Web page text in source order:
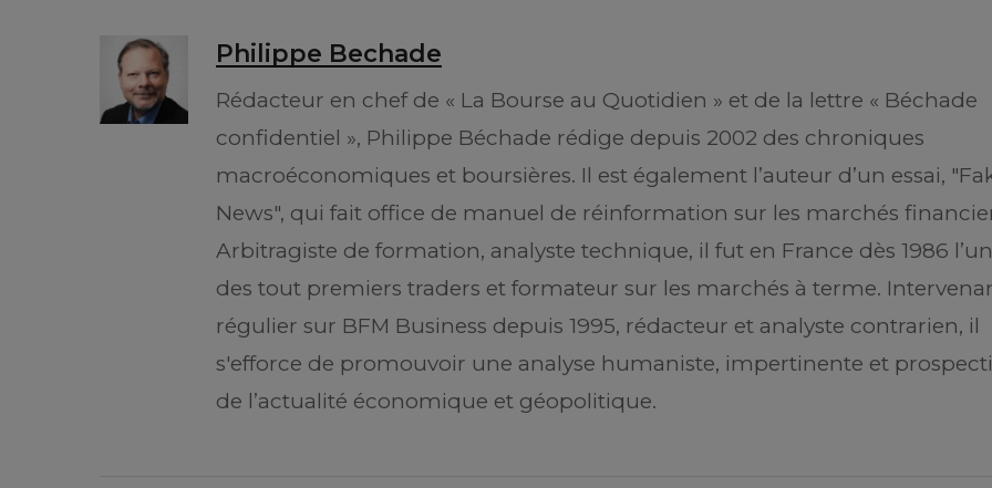
Philippe Bechade
Rédacteur en chef de « La Bourse au Quotidien » et de la lettre « Béchade
confidentiel », Philippe Béchade rédige depuis 2002 des chroniques
macroéconomiques et boursières. Il est également l’auteur d’un essai,
News", qui fait office de manuel de réinformation sur les marchés
Arbitragiste de formation, analyste technique, il fut en France dès 1986 l’un
des tout premiers traders et formateur sur les marchés à terme.
régulier sur BFM Business depuis 1995, rédacteur et analyste contrarien, il
s'efforce de promouvoir une analyse humaniste, impertinente et
de l’actualité économique et géopolitique.